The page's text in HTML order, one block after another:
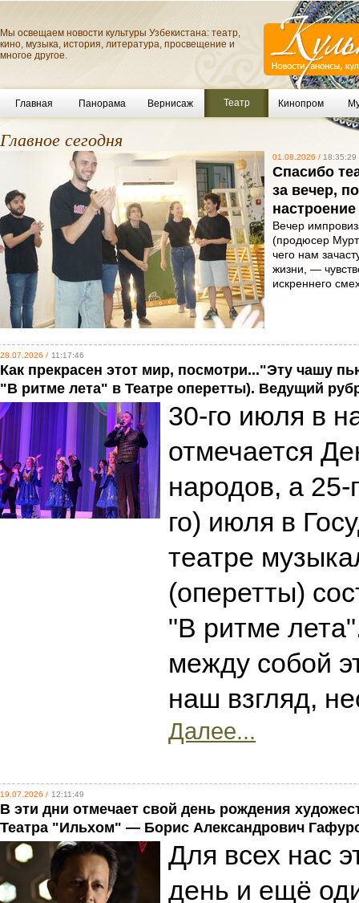
Мы освещаем новости культуры Узбекистана: театр,
кино, музыка, история, литература, просвещение и
многое другое.
Главная Панорама Вернисаж Театр Кинопром
Главное сегодня
01.08.2026 / 18:35:29
Спасибо
за вечер,
Вечер
(продюсер
чего нам
жизни, —
искреннего
28.07.2026 / 11:17:46
Как прекрасен этот мир, посмотри..."Эту чашу
"В ритме лета" в Театре оперетты). Ведущий
30-го июля в
отмечается
народов, а 25-
го) июля в
театре
(оперетты)
"В ритме
между собой
наш взгляд,
Далее...
19.07.2026 / 12:11:49
В эти дни отмечает свой день рождения
Театра "Ильхом" — Борис Александрович
Для всех нас
день и ещё